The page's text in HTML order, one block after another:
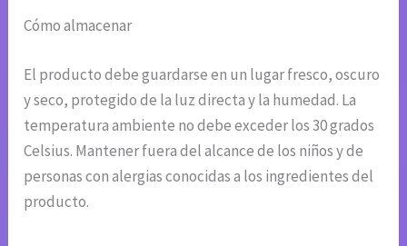
Cómo almacenar
El producto debe guardarse en un lugar fresco, oscuro
y seco, protegido de la luz directa y la humedad. La
temperatura ambiente no debe exceder los 30 grados
Celsius. Mantener fuera del alcance de los niños y de
personas con alergias conocidas a los ingredientes del
producto.